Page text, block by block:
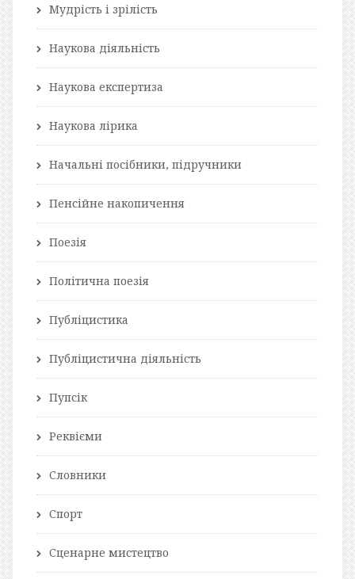
Мудрість і зрілість
Наукова діяльність
Наукова експертиза
Наукова лірика
Начальні посібники, підручники
Пенсійне накопичення
Поезія
Політична поезія
Публіцистика
Публіцистична діяльність
Пупсік
Реквієми
Словники
Спорт
Сценарне мистецтво